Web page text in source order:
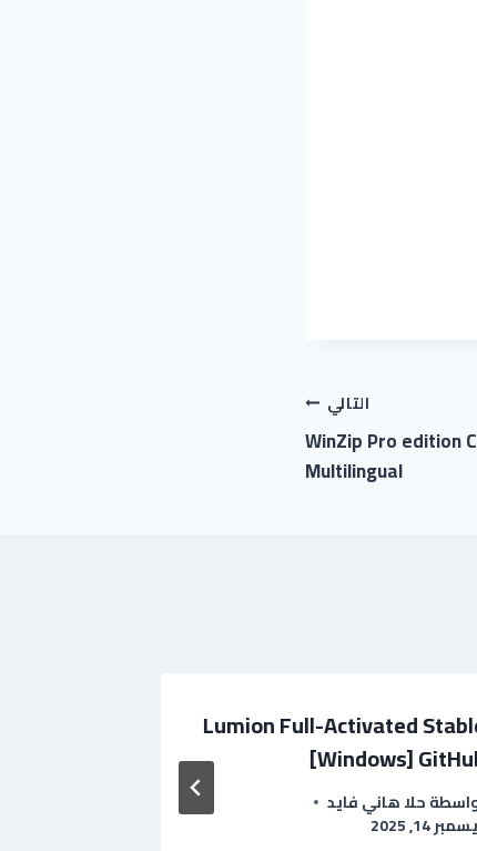
التالي
WinZip Pro edition
Multilingual
Lumion Full-Activated
[Windows]
حلا هاني فايد
14, 2025